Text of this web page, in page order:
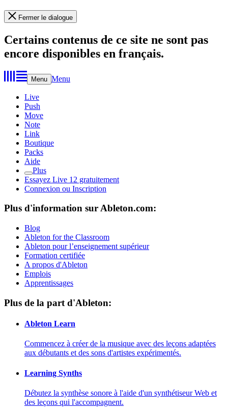
Fermer le dialogue
Certains contenus de ce site ne sont pas
encore disponibles en français.
Menu Menu
Live
Push
Move
Note
Link
Boutique
Packs
Aide
Plus
Essayez Live 12 gratuitement
Connexion ou Inscription
Plus d'information sur Ableton.com:
Blog
Ableton for the Classroom
Ableton pour l’enseignement supérieur
Formation certifiée
A propos d'Ableton
Emplois
Apprentissages
Plus de la part d'Ableton:
Ableton Learn
Commencez à créer de la musique avec des leçons adaptées
aux débutants et des sons d'artistes expérimentés.
Learning Synths
Débutez la synthèse sonore à l'aide d'un synthétiseur Web et
des leçons qui l'accompagnent.